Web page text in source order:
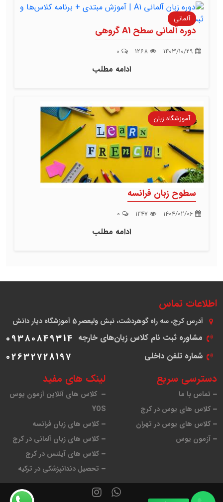
آلمانی
دوره آلمانی سطح A1 گروهی
ادامه مطلب
آموزشگاه زبان
سطوح زبان فرانسه
ادامه مطلب
لینک های مفید
کلاس های آنلاین آزمون یوس
YOS
کلاس های زبان فرانسه
کلاس های زبان آلمانی در کرج
کلاس های آیلتس در کرج
تحصیل دندانپزشکی در ترکیه
دسترسی سریع
تماس با ما
کلاس های یوس در کرج
کلاس های یوس در تهران
آزمون یوس
اطلاعات تماس
آدرس کرج، سه راه گوهردشت، نبش ولیعصر 5 آموزشگاه دیار دانش
مشاوره ثبت نام کلاس زبان‌های خارجه 09380849314
شماره تلفن داخلی 02632728197